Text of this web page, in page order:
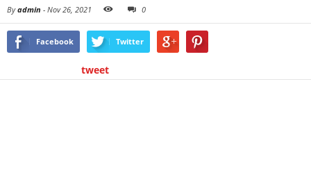
Byadmin - Nov 26, 2021 0
Facebook Twitter
tweet